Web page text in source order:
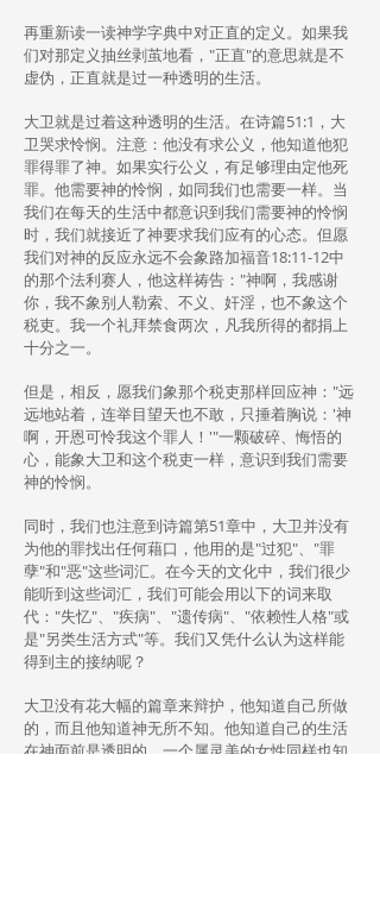
再重新读一读神学字典中对正直的定义。如果我
们对那定义抽丝剥茧地看，"正直"的意思就是不
虚伪，正直就是过一种透明的生活。
大卫就是过着这种透明的生活。在诗篇51:1，大
卫哭求怜悯。注意：他没有求公义，他知道他犯
罪得罪了神。如果实行公义，有足够理由定他死
罪。他需要神的怜悯，如同我们也需要一样。当
我们在每天的生活中都意识到我们需要神的怜悯
时，我们就接近了神要求我们应有的心态。但愿
我们对神的反应永远不会象路加福音18:11-12中
的那个法利赛人，他这样祷告："神啊，我感谢
你，我不象别人勒索、不义、奸淫，也不象这个
税吏。我一个礼拜禁食两次，凡我所得的都捐上
十分之一。
但是，相反，愿我们象那个税吏那样回应神："远
远地站着，连举目望天也不敢，只捶着胸说：'神
啊，开恩可怜我这个罪人！'"一颗破碎、悔悟的
心，能象大卫和这个税吏一样，意识到我们需要
神的怜悯。
同时，我们也注意到诗篇第51章中，大卫并没有
为他的罪找出任何藉口，他用的是"过犯"、"罪
孽"和"恶"这些词汇。在今天的文化中，我们很少
能听到这些词汇，我们可能会用以下的词来取
代："失忆"、"疾病"、"遗传病"、"依赖性人格"或
是"另类生活方式"等。我们又凭什么认为这样能
得到主的接纳呢？
大卫没有花大幅的篇章来辩护，他知道自己所做
的，而且他知道神无所不知。他知道自己的生活
在神面前是透明的。一个属灵美的女性同样也知